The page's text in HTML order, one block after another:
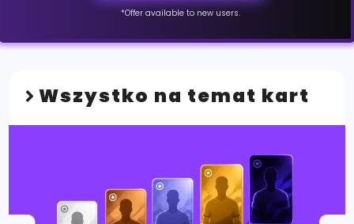
*Offer available to new users.
Wszystko na temat kart